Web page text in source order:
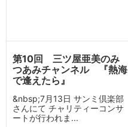
第10回 三ツ屋亜美のみ
つあみチャンネル 『熱海
で逢えたら』
&nbsp;7月13日 サンミ倶楽部
さんにて チャリティーコンサ
ートが行われま...